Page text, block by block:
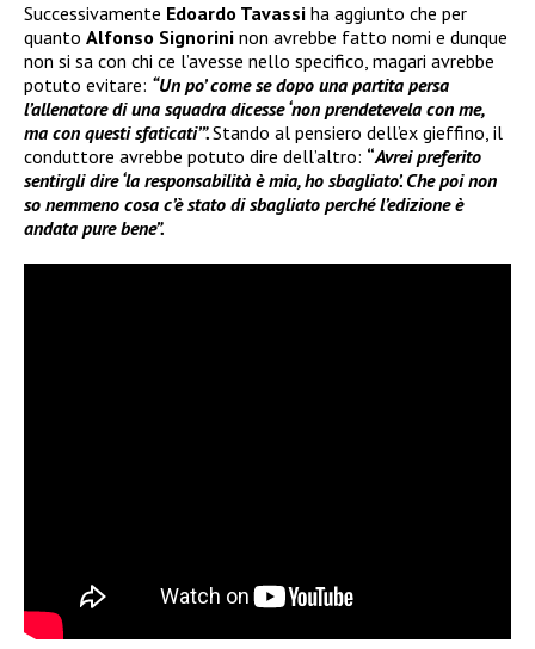
Successivamente Edoardo Tavassi ha aggiunto che per
quanto Alfonso Signorini non avrebbe fatto nomi e dunque
non si sa con chi ce l’avesse nello specifico, magari avrebbe
potuto evitare: “Un po’ come se dopo una partita persa
l’allenatore di una squadra dicesse ‘non prendetevela con me,
ma con questi sfaticati’”.Stando al pensiero dell’ex gieffino, il
conduttore avrebbe potuto dire dell’altro: “Avrei preferito
sentirgli dire ‘la responsabilità è mia, ho sbagliato’. Che poi non
so nemmeno cosa c’è stato di sbagliato perché l’edizione è
andata pure bene”.